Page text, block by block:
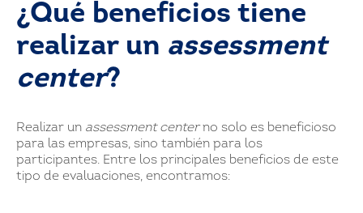
¿Qué beneficios tiene
realizar un assessment
center?
Realizar un assessment centerno solo es beneficioso
para las empresas, sino también para los
participantes. Entre los principales beneficios de este
tipo de evaluaciones, encontramos: